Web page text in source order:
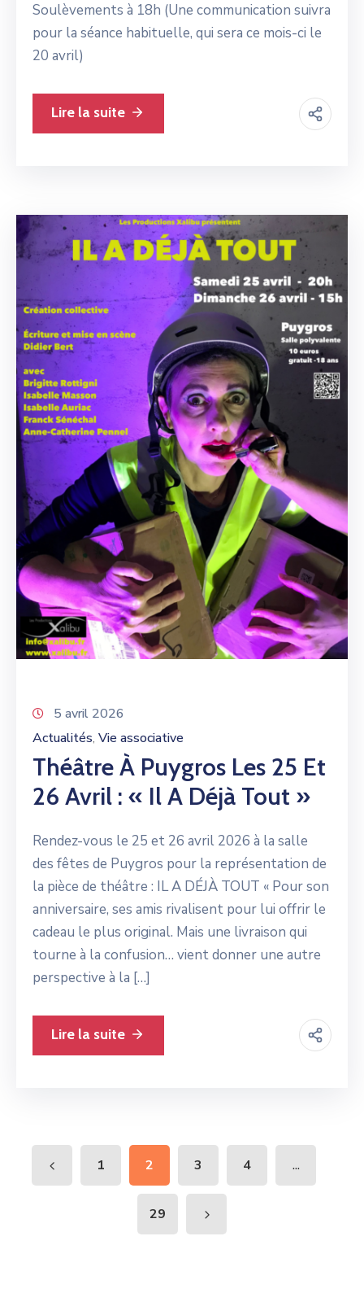
Soulèvements à 18h (Une communication suivra
pour la séance habituelle, qui sera ce mois-ci le
20 avril)
Lire la suite
5 avril 2026
Actualités‚ Vie associative
Théâtre À Puygros Les 25 Et
26 Avril : « Il A Déjà Tout »
Rendez-vous le 25 et 26 avril 2026 à la salle
des fêtes de Puygros pour la représentation de
la pièce de théâtre : IL A DÉJÀ TOUT « Pour son
anniversaire, ses amis rivalisent pour lui offrir le
cadeau le plus original. Mais une livraison qui
tourne à la confusion… vient donner une autre
perspective à la […]
Lire la suite
1 2 3 4 ...
29